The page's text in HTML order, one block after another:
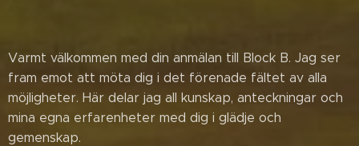
Varmt välkommen med din anmälan till Block B. Jag ser
fram emot att möta dig i det förenade fältet av alla
möjligheter. Här delar jag all kunskap, anteckningar och
mina egna erfarenheter med dig i glädje och
gemenskap.